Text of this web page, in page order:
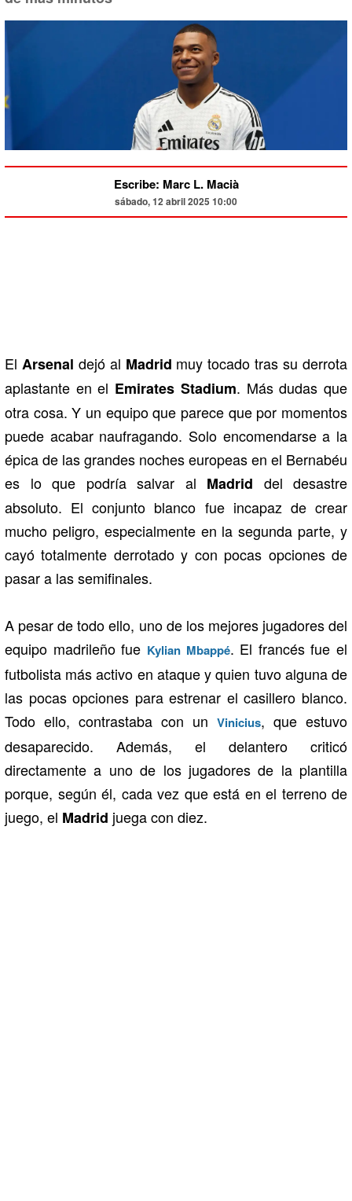
Escribe: Marc L. Macià
sábado, 12 abril 2025 10:00
El Arsenal dejó al Madrid muy tocado tras su derrota
aplastante en el Emirates Stadium. Más dudas que
otra cosa. Y un equipo que parece que por momentos
puede acabar naufragando. Solo encomendarse a la
épica de las grandes noches europeas en el Bernabéu
es lo que podría salvar al Madrid del desastre
absoluto. El conjunto blanco fue incapaz de crear
mucho peligro, especialmente en la segunda parte, y
cayó totalmente derrotado y con pocas opciones de
pasar a las semifinales.
A pesar de todo ello, uno de los mejores jugadores del
equipo madrileño fue Kylian Mbappé. El francés fue el
futbolista más activo en ataque y quien tuvo alguna de
las pocas opciones para estrenar el casillero blanco.
Todo ello, contrastaba con un Vinicius, que estuvo
desaparecido. Además, el delantero criticó
directamente a uno de los jugadores de la plantilla
porque, según él, cada vez que está en el terreno de
juego, el Madrid juega con diez.